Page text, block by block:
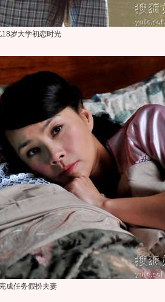
18岁大学初恋时光
成任务假扮夫妻